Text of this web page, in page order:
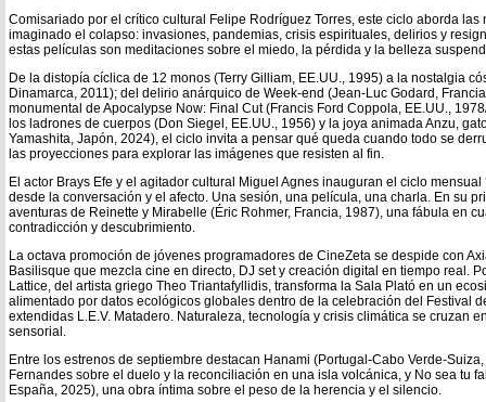
Comisariado por el crítico cultural Felipe Rodríguez Torres, este ciclo aborda
imaginado el colapso: invasiones, pandemias, crisis espirituales, delirios y
estas películas son meditaciones sobre el miedo, la pérdida y la belleza
De la distopía cíclica de 12 monos (Terry Gilliam, EE.UU., 1995) a la nostalgia
Dinamarca, 2011); del delirio anárquico de Week-end (Jean-Luc Godard,
monumental de Apocalypse Now: Final Cut (Francis Ford Coppola, EE.UU.,
los ladrones de cuerpos (Don Siegel, EE.UU., 1956) y la joya animada Anzu,
Yamashita, Japón, 2024), el ciclo invita a pensar qué queda cuando todo se
las proyecciones para explorar las imágenes que resisten al fin.
El actor Brays Efe y el agitador cultural Miguel Agnes inauguran el ciclo mensual
desde la conversación y el afecto. Una sesión, una película, una charla. En su
aventuras de Reinette y Mirabelle (Éric Rohmer, Francia, 1987), una fábula en
contradicción y descubrimiento.
La octava promoción de jóvenes programadores de CineZeta se despide con
Basilisque que mezcla cine en directo, DJ set y creación digital en tiempo real.
Lattice, del artista griego Theo Triantafyllidis, transforma la Sala Plató en un
alimentado por datos ecológicos globales dentro de la celebración del Festival
extendidas L.E.V. Matadero. Naturaleza, tecnología y crisis climática se cruzan
sensorial.
Entre los estrenos de septiembre destacan Hanami (Portugal-Cabo Verde-
Fernandes sobre el duelo y la reconciliación en una isla volcánica, y No sea tu
España, 2025), una obra íntima sobre el peso de la herencia y el silencio.